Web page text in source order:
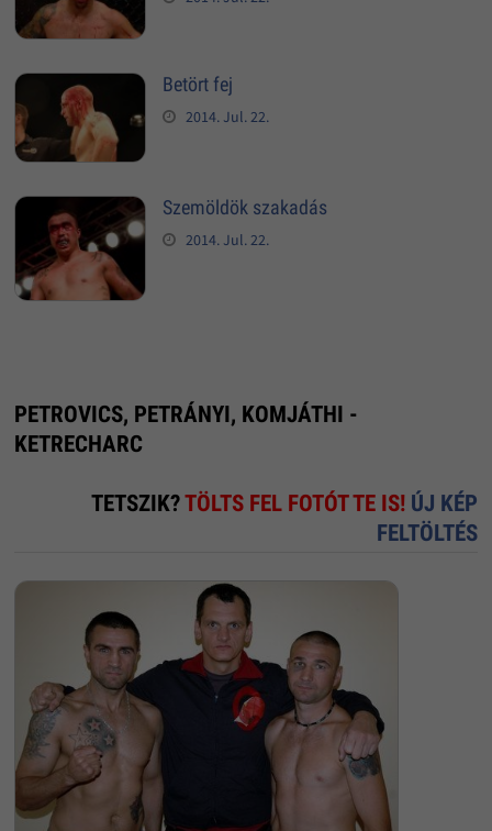
Betört fej
2014. Jul. 22.
Szemöldök szakadás
2014. Jul. 22.
PETROVICS, PETRÁNYI, KOMJÁTHI -
KETRECHARC
TETSZIK?TÖLTS FEL FOTÓT TE IS! ÚJ KÉP
FELTÖLTÉS